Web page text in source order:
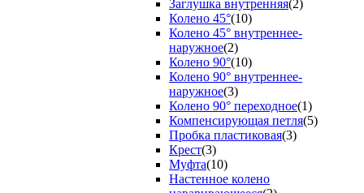
Заглушка внутренняя(2)
Колено 45°(10)
Колено 45° внутреннее-
наружное(2)
Колено 90°(10)
Колено 90° внутреннее-
наружное(3)
Колено 90° переходное(1)
Компенсирующая петля(5)
Пробка пластиковая(3)
Крест(3)
Муфта(10)
Настенное колено